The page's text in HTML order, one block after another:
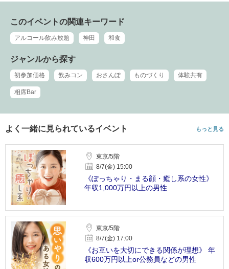
このイベントの関連キーワード
アルコール飲み放題 神田 和食
ジャンルから探す
初参加価格 飲みコン おさんぽ ものづくり 体験共有
相席Bar
よく一緒に見られているイベント もっと見る
東京/5階
8/7(金) 15:00
《ぽっちゃり・まる顔・癒し系の女性》
年収1,000万円以上の男性
東京/5階
8/7(金) 17:00
《お互いを大切にできる関係が理想》 年
収600万円以上or公務員などの男性